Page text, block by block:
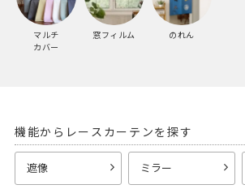
マルチ
カバー
窓フィルム のれん
機能からレースカーテンを探す
遮像 ミラー